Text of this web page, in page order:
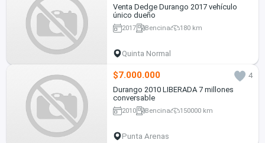
Venta Dedge Durango 2017 vehículo
único dueño
2017 Bencina 180 km
Quinta Normal
$7.000.000
4
Durango 2010 LIBERADA 7 millones
conversable
2010 Bencina 150000 km
Punta Arenas